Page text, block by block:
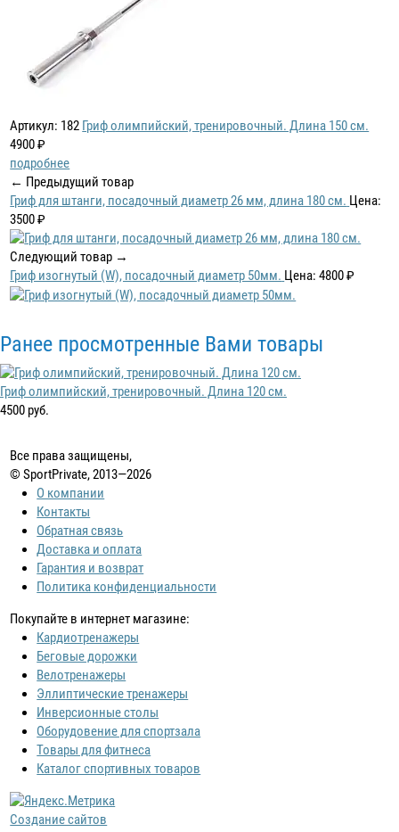
Артикул: 182 Гриф олимпийский, тренировочный. Длина 150 см.
4900 ₽
подробнее
← Предыдущий товар
Гриф для штанги, посадочный диаметр 26 мм, длина 180 см. Цена:
3500 ₽
Следующий товар →
Гриф изогнутый (W), посадочный диаметр 50мм. Цена: 4800 ₽
Ранее просмотренные Вами товары
Гриф олимпийский, тренировочный. Длина 120 см.
4500 руб.
Все права защищены,
© SportPrivate, 2013—2026
О компании
Контакты
Обратная связь
Доставка и оплата
Гарантия и возврат
Политика конфиденциальности
Покупайте в интернет магазине:
Кардиотренажеры
Беговые дорожки
Велотренажеры
Эллиптические тренажеры
Инверсионные столы
Оборудовение для спортзала
Товары для фитнеса
Каталог спортивных товаров
Создание сайтов